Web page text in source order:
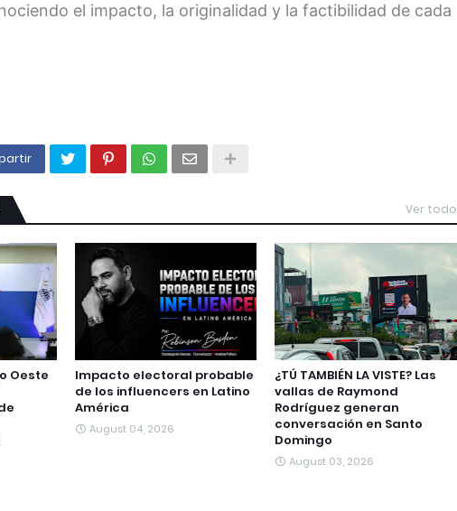
el impacto, la originalidad y la factibilidad de cada
Ver todo
Oeste
Impacto electoral probable
de los influencers en Latino
América
August 04, 2026
¿TÚ TAMBIÉN LA VISTE? Las
vallas de Raymond
Rodríguez generan
conversación en Santo
Domingo
August 03, 2026